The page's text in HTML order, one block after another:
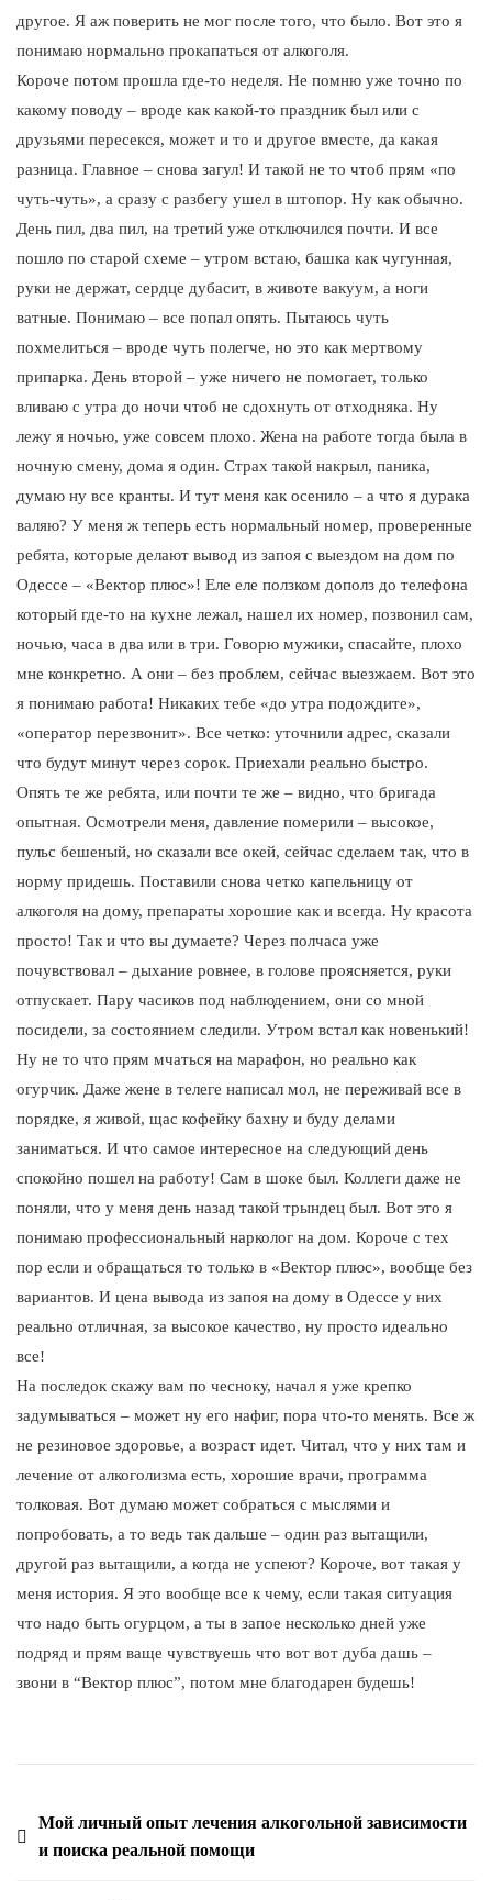
другое. Я аж поверить не мог после того, что было. Вот это я
понимаю нормально прокапаться от алкоголя.
Короче потом прошла где-то неделя. Не помню уже точно по
какому поводу – вроде как какой-то праздник был или с
друзьями пересекся, может и то и другое вместе, да какая
разница. Главное – снова загул! И такой не то чтоб прям «по
чуть-чуть», а сразу с разбегу ушел в штопор. Ну как обычно.
День пил, два пил, на третий уже отключился почти. И все
пошло по старой схеме – утром встаю, башка как чугунная,
руки не держат, сердце дубасит, в животе вакуум, а ноги
ватные. Понимаю – все попал опять. Пытаюсь чуть
похмелиться – вроде чуть полегче, но это как мертвому
припарка. День второй – уже ничего не помогает, только
вливаю с утра до ночи чтоб не сдохнуть от отходняка. Ну
лежу я ночью, уже совсем плохо. Жена на работе тогда была в
ночную смену, дома я один. Страх такой накрыл, паника,
думаю ну все кранты. И тут меня как осенило – а что я дурака
валяю? У меня ж теперь есть нормальный номер, проверенные
ребята, которые делают вывод из запоя с выездом на дом по
Одессе – «Вектор плюс»! Еле еле ползком дополз до телефона
который где-то на кухне лежал, нашел их номер, позвонил сам,
ночью, часа в два или в три. Говорю мужики, спасайте, плохо
мне конкретно. А они – без проблем, сейчас выезжаем. Вот это
я понимаю работа! Никаких тебе «до утра подождите»,
«оператор перезвонит». Все четко: уточнили адрес, сказали
что будут минут через сорок. Приехали реально быстро.
Опять те же ребята, или почти те же – видно, что бригада
опытная. Осмотрели меня, давление померили – высокое,
пульс бешеный, но сказали все окей, сейчас сделаем так, что в
норму придешь. Поставили снова четко капельницу от
алкоголя на дому, препараты хорошие как и всегда. Ну красота
просто! Так и что вы думаете? Через полчаса уже
почувствовал – дыхание ровнее, в голове проясняется, руки
отпускает. Пару часиков под наблюдением, они со мной
посидели, за состоянием следили. Утром встал как новенький!
Ну не то что прям мчаться на марафон, но реально как
огурчик. Даже жене в телеге написал мол, не переживай все в
порядке, я живой, щас кофейку бахну и буду делами
заниматься. И что самое интересное на следующий день
спокойно пошел на работу! Сам в шоке был. Коллеги даже не
поняли, что у меня день назад такой трындец был. Вот это я
понимаю профессиональный нарколог на дом. Короче с тех
пор если и обращаться то только в «Вектор плюс», вообще без
вариантов. И цена вывода из запоя на дому в Одессе у них
реально отличная, за высокое качество, ну просто идеально
все!
На последок скажу вам по чесноку, начал я уже крепко
задумываться – может ну его нафиг, пора что-то менять. Все ж
не резиновое здоровье, а возраст идет. Читал, что у них там и
лечение от алкоголизма есть, хорошие врачи, программа
толковая. Вот думаю может собраться с мыслями и
попробовать, а то ведь так дальше – один раз вытащили,
другой раз вытащили, а когда не успеют? Короче, вот такая у
меня история. Я это вообще все к чему, если такая ситуация
что надо быть огурцом, а ты в запое несколько дней уже
подряд и прям ваще чувствуешь что вот вот дуба дашь –
звони в “Вектор плюс”, потом мне благодарен будешь!
Мой личный опыт лечения алкогольной зависимости
и поиска реальной помощи